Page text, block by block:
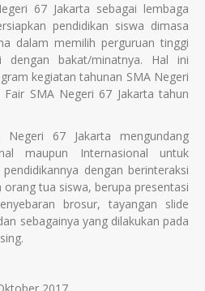
67 Jakarta sebagai lembaga
pendidikan siswa dimasa
dalam memilih perguruan tinggi
dengan bakat/minatnya. Hal ini
kegiatan tahunan SMA Negeri
SMA Negeri 67 Jakarta tahun
67 Jakarta mengundang
maupun Internasional untuk
dengan berinteraksi
orang tua siswa, berupa presentasi
brosur, tayangan slide
sebagainya yang dilakukan pada